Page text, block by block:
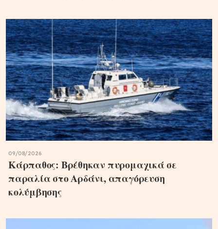
09/08/2026
Κάρπαθος: Βρέθηκαν πυρομαχικά σε
παραλία στο Αρδάνι, απαγόρευση
κολύμβησης